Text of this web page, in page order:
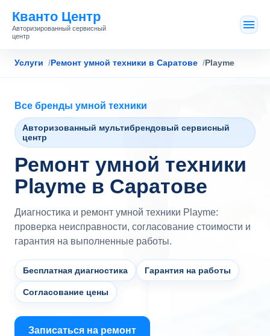
Кванто Центр
Авторизированный сервисный
центр
Услуги Ремонт умной техники в Саратове Playme
Все бренды умной техники
Авторизованный мультибрендовый сервисный
центр
Ремонт умной техники
Playme в Саратове
Диагностика и ремонт умной техники Playme:
проверка неисправности, согласование стоимости и
гарантия на выполненные работы.
Бесплатная диагностика Гарантия на работы
Согласование цены
Записаться на ремонт